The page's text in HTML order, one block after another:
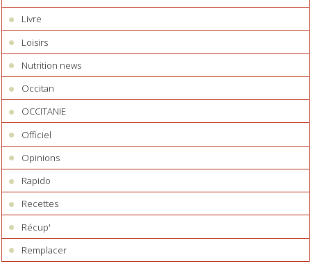
Livre
Loisirs
Nutrition news
Occitan
OCCITANIE
Officiel
Opinions
Rapido
Recettes
Récup'
Remplacer